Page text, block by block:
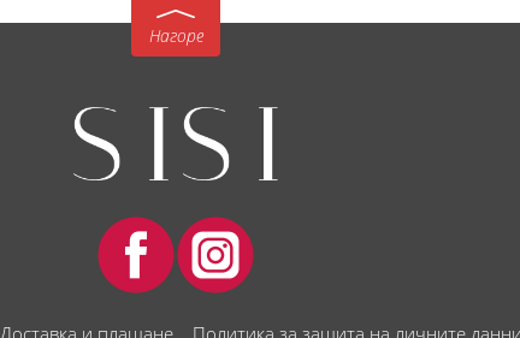
Нагоре
Доставка и плащане Политика за защита на личните данни